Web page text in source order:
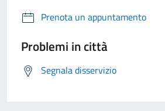
Prenota un appuntamento
Problemi in città
Segnala disservizio